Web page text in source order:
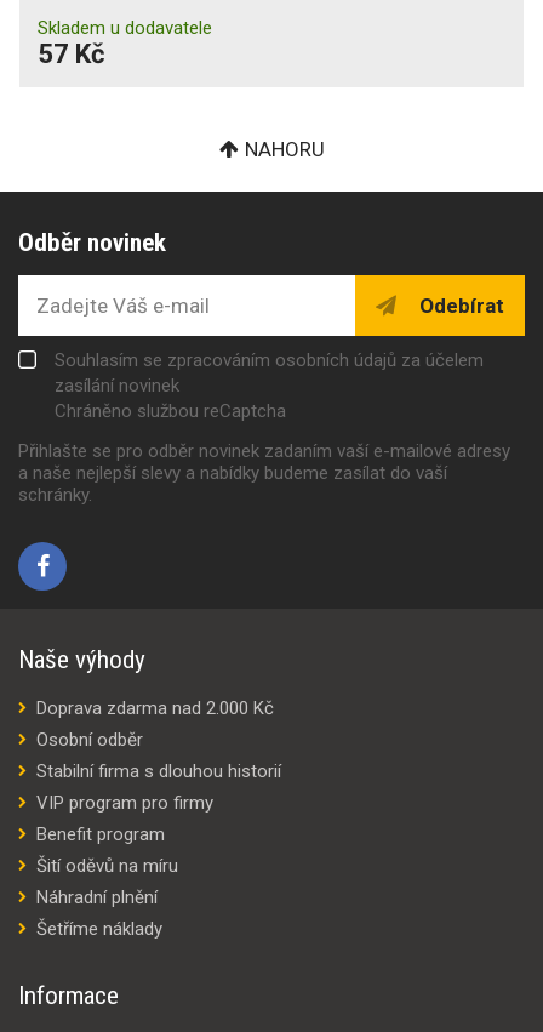
Skladem u dodavatele
57 Kč
NAHORU
Odběr novinek
Odebírat
Souhlasím se zpracováním osobních údajů za účelem
zasílání novinek
Chráněno službou reCaptcha
Přihlašte se pro odběr novinek zadaním vaší e-mailové adresy
a naše nejlepší slevy a nabídky budeme zasílat do vaší
schránky.
Naše výhody
Doprava zdarma nad 2.000 Kč
Osobní odběr
Stabilní firma s dlouhou historií
VIP program pro firmy
Benefit program
Šití oděvů na míru
Náhradní plnění
Šetříme náklady
Informace